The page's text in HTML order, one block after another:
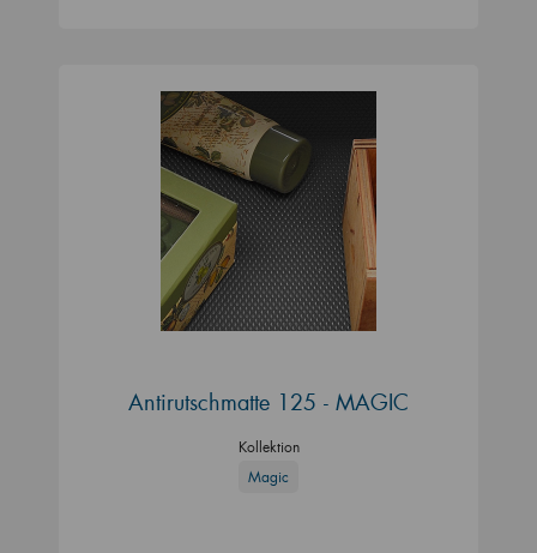
Antirutschmatte 125 - MAGIC
Kollektion
Magic